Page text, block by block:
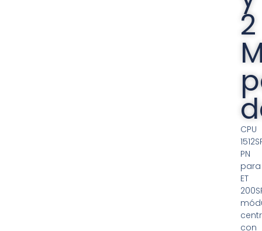
2
CPU
PN
para
ET
con